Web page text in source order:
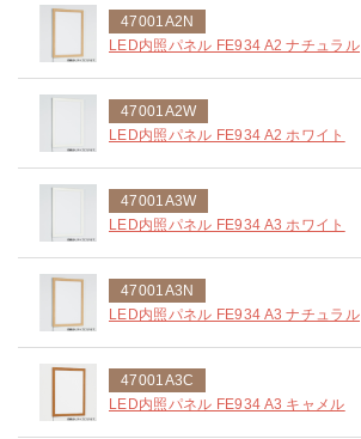
47001A2N
LED内照パネル FE934 A2 ナチュラル
47001A2W
LED内照パネル FE934 A2 ホワイト
47001A3W
LED内照パネル FE934 A3 ホワイト
47001A3N
LED内照パネル FE934 A3 ナチュラル
47001A3C
LED内照パネル FE934 A3 キャメル